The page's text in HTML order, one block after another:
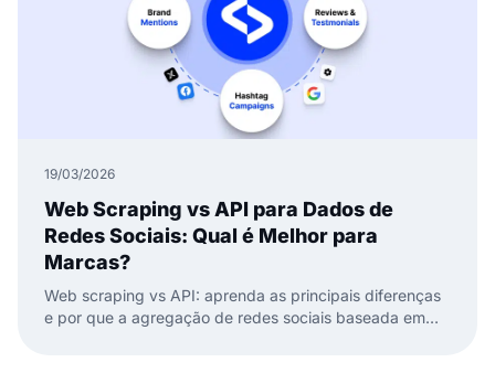
19/03/2026
Web Scraping vs API para Dados de
Redes Sociais: Qual é Melhor para
Marcas?
Web scraping vs API: aprenda as principais diferenças
e por que a agregação de redes sociais baseada em